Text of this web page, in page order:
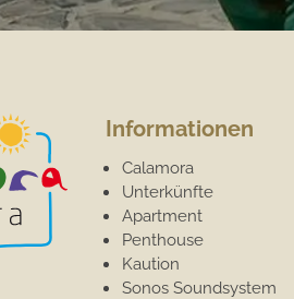
Informationen
Calamora
Unterkünfte
Apartment
Penthouse
Kaution
Sonos Soundsystem